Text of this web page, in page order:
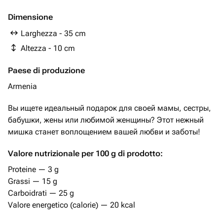
Dimensione
Larghezza - 35 cm
Altezza - 10 cm
Paese di produzione
Armenia
Вы ищете идеальный подарок для своей мамы, сестры,
бабушки, жены или любимой женщины? Этот нежный
мишка станет воплощением вашей любви и заботы!
Valore nutrizionale per 100 g di prodotto:
Proteine — 3 g
Grassi — 15 g
Carboidrati — 25 g
Valore energetico (calorie) — 20 kcal